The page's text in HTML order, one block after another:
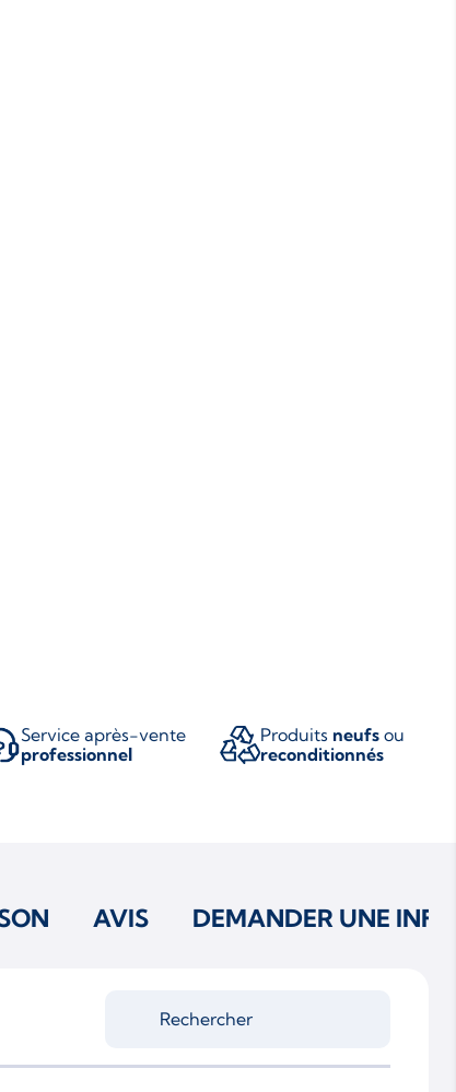
Service après-vente
professionnel
Produits neufs ou
reconditionnés
AVIS DEMANDER UNE INFO